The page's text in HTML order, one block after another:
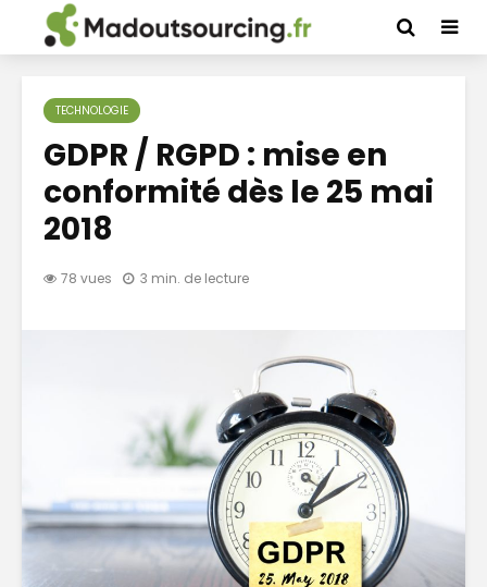
TECHNOLOGIE
GDPR / RGPD : mise en
conformité dès le 25 mai
2018
78 vues 3 min. de lecture